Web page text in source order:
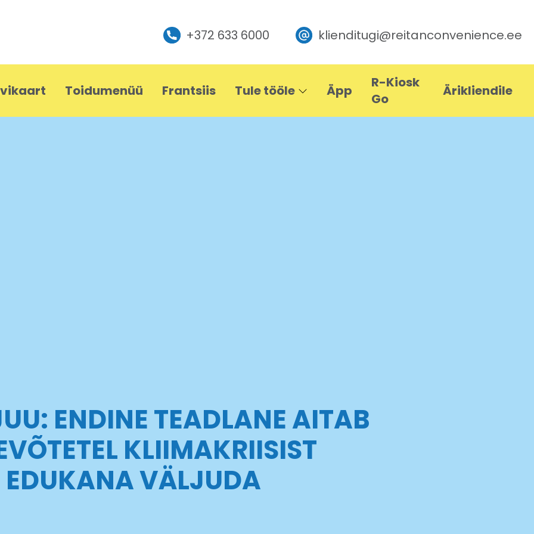
+372 633 6000 klienditugi@reitanconvenience.ee
Toidumenüü Frantsiis Tule tööle Äpp
R-Kiosk
Go
Ärikliendile
ENDINE TEADLANE AITAB
KLIIMAKRIISIST
EDUKANA VÄLJUDA